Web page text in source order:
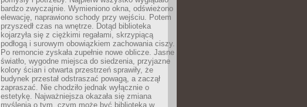
bardzo zwyczajnie. Wymieniono okna, odświeżono
elewację, naprawiono schody przy wejściu. Potem
przyszedł czas na wnętrze. Dotąd biblioteka
kojarzyła się z ciężkimi regałami, skrzypiącą
podłogą i surowym obowiązkiem zachowania ciszy.
Po remoncie zyskała zupełnie nowe oblicze. Jasne
światło, wygodne miejsca do siedzenia, przyjazne
kolory ścian i otwarta przestrzeń sprawiły, że
budynek przestał odstraszać powagą, a zaczął
zapraszać. Nie chodziło jednak wyłącznie o
estetykę. Najważniejsza okazała się zmiana
myślenia o tym, czym może być biblioteka w